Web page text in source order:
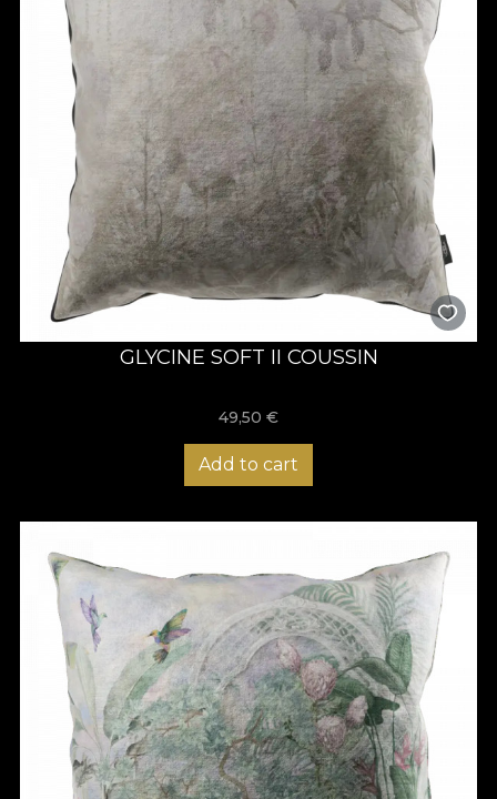
GLYCINE SOFT II COUSSIN
49,50 €
Add to cart